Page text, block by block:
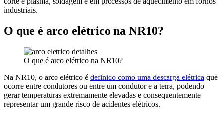
industriais.
O que é arco elétrico na NR10?
O que é arco elétrico na NR10?
Na NR10, o arco elétrico é definido como uma descarga elétrica que
ocorre entre condutores ou entre um condutor e a terra, podendo
gerar temperaturas extremamente elevadas e consequentemente
representar um grande risco de acidentes elétricos.